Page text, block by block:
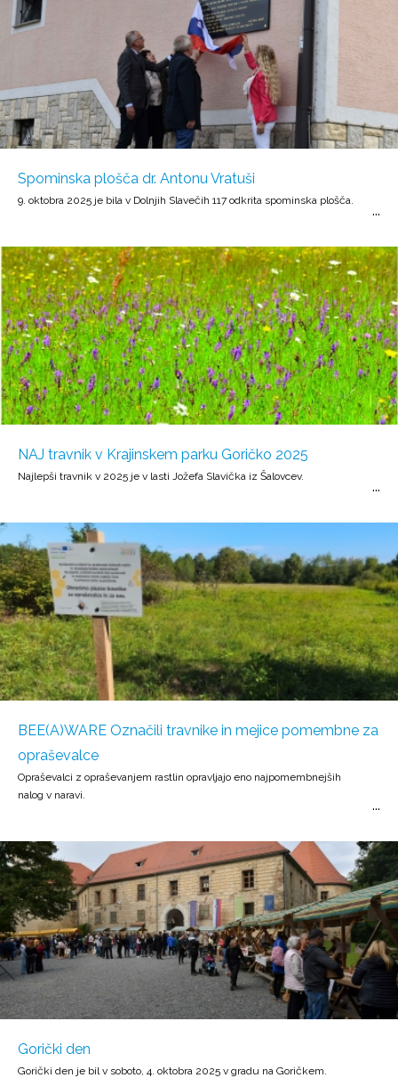
Spominska plošča dr. Antonu Vratuši
9. oktobra 2025 je bila v Dolnjih Slavečih 117 odkrita spominska plošča.
NAJ travnik v Krajinskem parku Goričko 2025
Najlepši travnik v 2025 je v lasti Jožefa Slavička iz Šalovcev.
BEE(A)WARE Označili travnike in mejice pomembne za
opraševalce
Opraševalci z opraševanjem rastlin opravljajo eno najpomembnejših
nalog v naravi.
Gorički den
Gorički den je bil v soboto, 4. oktobra 2025 v gradu na Goričkem.